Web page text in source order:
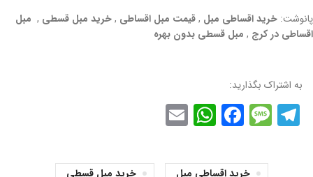
پانوشت: خرید اقساطی مبل ,قیمت مبل اقساطی ,خرید مبل قسطی , مبل
اقساطی در کرج , مبل قسطی بدون بهره
به اشتراک بگذارید:
Telegram
Message
Facebook
WhatsApp
خرید اقساطی مبل
خرید مبل قسطی